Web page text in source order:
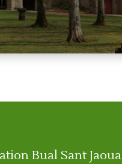
Bual Sant Jaoua